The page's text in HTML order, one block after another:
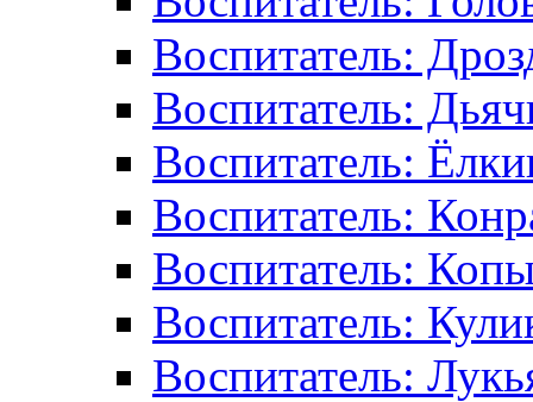
Воспитатель:
Воспитатель:
Воспитатель:
Воспитатель:
Воспитатель:
Воспитатель:
Воспитатель: